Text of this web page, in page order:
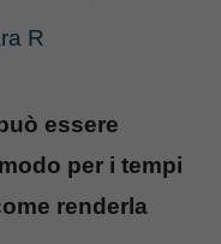
R
essere
per i tempi
renderla